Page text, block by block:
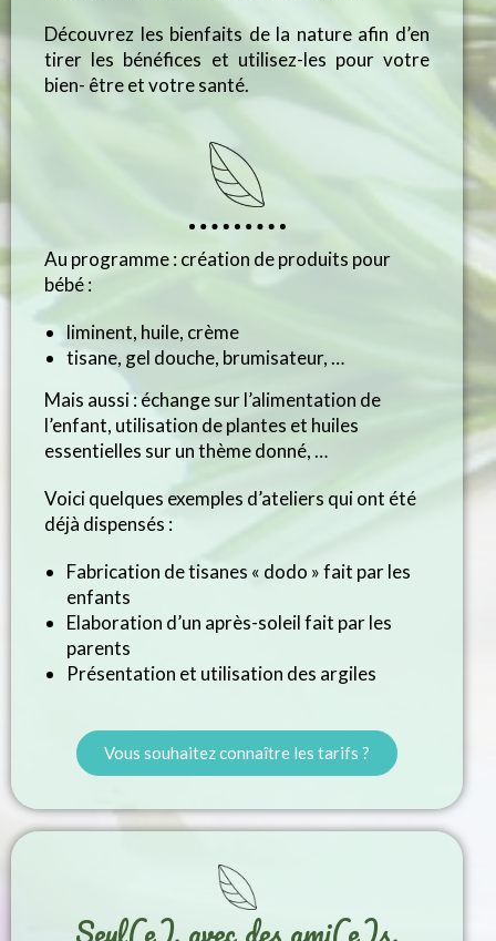
Découvrez les bienfaits de la nature afin d’en
tirer les bénéfices et utilisez-les pour votre
bien- être et votre santé.
Au programme : création de produits pour
bébé :
liminent, huile, crème
tisane, gel douche, brumisateur, …
Mais aussi : échange sur l’alimentation de
l’enfant, utilisation de plantes et huiles
essentielles sur un thème donné, …
Voici quelques exemples d’ateliers qui ont été
déjà dispensés :
Fabrication de tisanes « dodo » fait par les
enfants
Elaboration d’un après-soleil fait par les
parents
Présentation et utilisation des argiles
Vous souhaitez connaître les tarifs ?